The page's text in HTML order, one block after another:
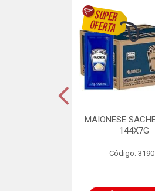
MAIONESE
144X7G
Código: